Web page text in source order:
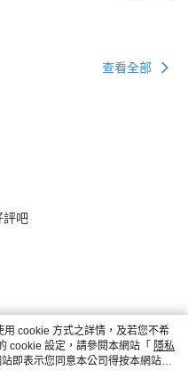
查看全部
評吧
cookie 方式之詳情，及若您不希
cookie 設定，請參閱本網站「 隱私
即表示您同意本公司得按本網站使